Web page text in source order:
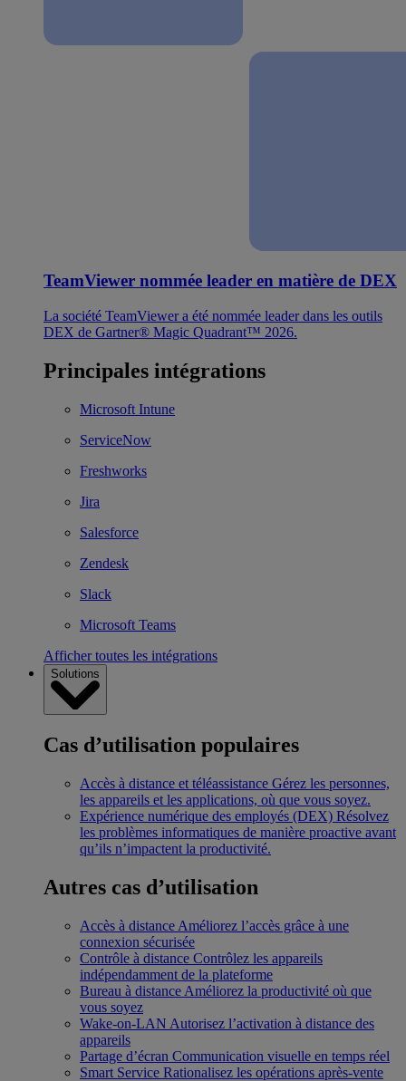
TeamViewer nommée leader en matière de DEX
La société TeamViewer a été nommée leader dans les outils
DEX de Gartner® Magic Quadrant™ 2026.
Principales intégrations
Microsoft Intune
ServiceNow
Freshworks
Jira
Salesforce
Zendesk
Slack
Microsoft Teams
Afficher toutes les intégrations
Solutions
Cas d’utilisation populaires
Accès à distance et téléassistance Gérez les personnes,
les appareils et les applications, où que vous soyez.
Expérience numérique des employés (DEX) Résolvez
les problèmes informatiques de manière proactive avant
qu’ils n’impactent la productivité.
Autres cas d’utilisation
Accès à distance Améliorez l’accès grâce à une
connexion sécurisée
Contrôle à distance Contrôlez les appareils
indépendamment de la plateforme
Bureau à distance Améliorez la productivité où que
vous soyez
Wake-on-LAN Autorisez l’activation à distance des
appareils
Partage d’écran Communication visuelle en temps réel
Smart Service Rationalisez les opérations après-vente